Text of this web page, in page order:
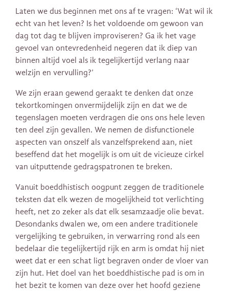
Laten we dus beginnen met ons af te vragen: ‘Wat wil ik
echt van het leven? Is het voldoende om gewoon van
dag tot dag te blijven improviseren? Ga ik het vage
gevoel van ontevredenheid negeren dat ik diep van
binnen altijd voel als ik tegelijkertijd verlang naar
welzijn en vervulling?’
We zijn eraan gewend geraakt te denken dat onze
tekortkomingen onvermijdelijk zijn en dat we de
tegenslagen moeten verdragen die ons ons hele leven
ten deel zijn gevallen. We nemen de disfunctionele
aspecten van onszelf als vanzelfsprekend aan, niet
beseffend dat het mogelijk is om uit de vicieuze cirkel
van uitputtende gedragspatronen te breken.
Vanuit boeddhistisch oogpunt zeggen de traditionele
teksten dat elk wezen de mogelijkheid tot verlichting
heeft, net zo zeker als dat elk sesamzaadje olie bevat.
Desondanks dwalen we, om een ​​andere traditionele
vergelijking te gebruiken, in verwarring rond als een
bedelaar die tegelijkertijd rijk en arm is omdat hij niet
weet dat er een schat ligt begraven onder de vloer van
zijn hut. Het doel van het boeddhistische pad is om in
het bezit te komen van deze over het hoofd geziene